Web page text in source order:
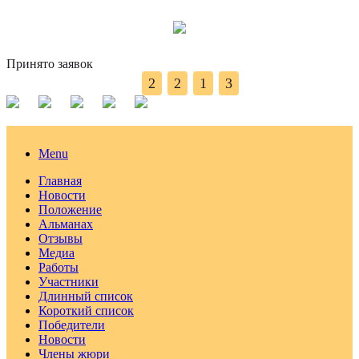
Принято заявок
2 2 1 3
Menu
Главная
Новости
Положение
Альманах
Отзывы
Медиа
Работы
Участники
Длинный список
Короткий список
Победители
Новости
Члены жюри